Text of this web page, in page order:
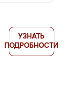
УЗНАТЬ
ПОДРОБНОСТИ